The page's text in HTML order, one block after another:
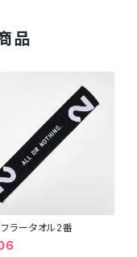
品
ラータオル2番